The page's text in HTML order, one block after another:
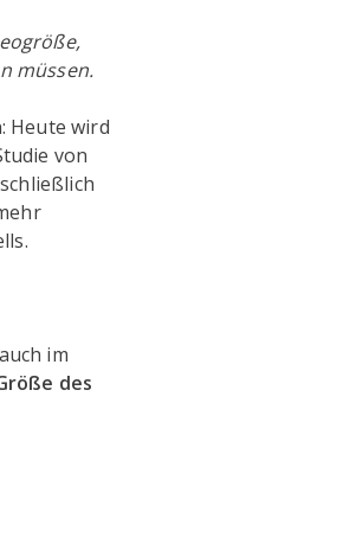
müssen.
Heute wird
von
im
des